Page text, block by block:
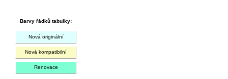
Barvy řádků tabulky:
Nová originální
Nová kompatibilní
Renovace